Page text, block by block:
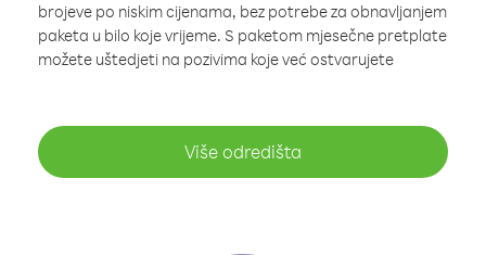
brojeve po niskim cijenama, bez potrebe za obnavljanjem
paketa u bilo koje vrijeme. S paketom mjesečne pretplate
možete uštedjeti na pozivima koje već ostvarujete
Više odredišta